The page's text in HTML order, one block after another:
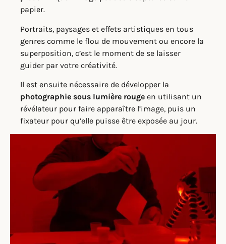
papier.
Portraits, paysages et effets artistiques en tous
genres comme le flou de mouvement ou encore la
superposition, c’est le moment de se laisser
guider par votre créativité.
Il est ensuite nécessaire de développer la
photographie sous lumière rouge en utilisant un
révélateur pour faire apparaître l’image, puis un
fixateur pour qu’elle puisse être exposée au jour.